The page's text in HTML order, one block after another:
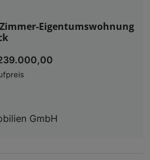
Zimmer-Eigentumswohnung
GmbH